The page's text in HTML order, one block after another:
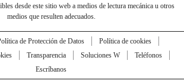
desde este sitio web a medios de lectura mecánica u otros
medios que resulten adecuados.
de Protección de Datos
Política de cookies
Transparencia Soluciones W
Teléfonos
Escríbanos